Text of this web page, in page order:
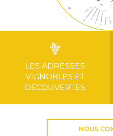
LES ADRESSES
VIGNOBLES ET
DÉCOUVERTES
NOUS